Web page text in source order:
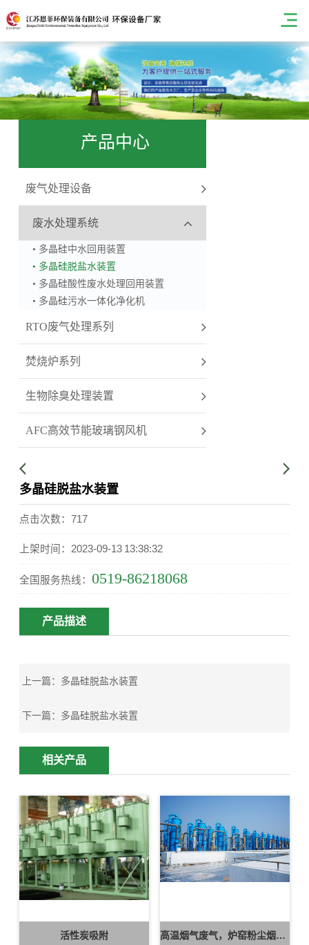
产品中心
废气处理设备
废水处理系统
• 多晶硅中水回用装置
• 多晶硅脱盐水装置
• 多晶硅酸性废水处理回用装置
• 多晶硅污水一体化净化机
RTO废气处理系列
焚烧炉系列
生物除臭处理装置
AFC高效节能玻璃钢风机
多晶硅脱盐水装置
点击次数：717
上架时间：2023-09-13 13:38:32
全国服务热线：0519-86218068
产品描述
上一篇： 多晶硅脱盐水装置
下一篇： 多晶硅脱盐水装置
相关产品
活性炭吸附 高温烟气废气，炉窑粉尘烟气处理